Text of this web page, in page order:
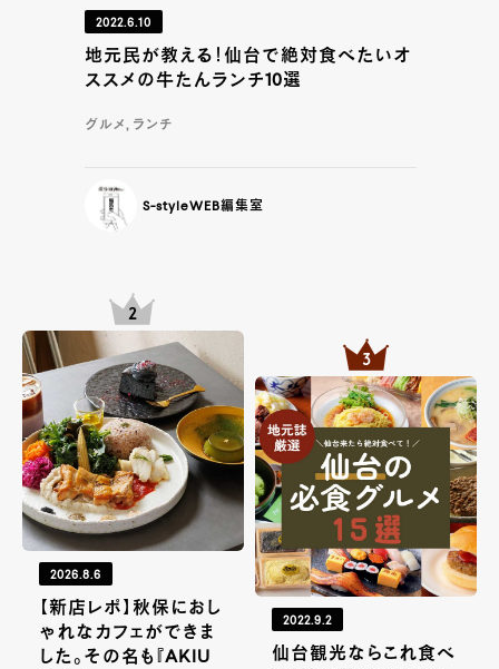
2022.6.10
地元民が教える！仙台で絶対食べたいオ
ススメの牛たんランチ10選
グルメ, ランチ
S-styleWEB編集室
2026.8.6
【新店レポ】秋保におし
ゃれなカフェができま
した。その名も『AKIU
2022.9.2
仙台観光ならこれ食べ